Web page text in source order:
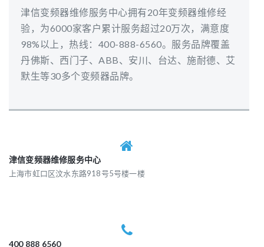
津信变频器维修服务中心拥有20年变频器维修经
验，为6000家客户累计服务超过20万次，满意度
98%以上，热线：400-888-6560。服务品牌覆盖
丹佛斯、西门子、ABB、安川、台达、施耐德、艾
默生等30多个变频器品牌。
津信变频器维修服务中心
上海市虹口区汶水东路918号5号楼一楼
400 888 6560